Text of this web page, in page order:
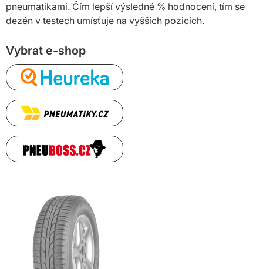
pneumatikami. Čím lepší výsledné % hodnocení, tím se
dezén v testech umísťuje na vyšších pozicích.
Vybrat e-shop